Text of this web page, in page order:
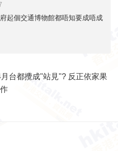
起個交通博物館都唔知要成唔成
台都攪成"站見"? 反正依家果